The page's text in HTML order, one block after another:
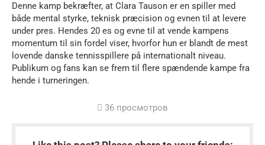
Denne kamp bekræfter, at Clara Tauson er en spiller med
både mental styrke, teknisk præcision og evnen til at levere
under pres. Hendes 20 es og evne til at vende kampens
momentum til sin fordel viser, hvorfor hun er blandt de mest
lovende danske tennisspillere på internationalt niveau.
Publikum og fans kan se frem til flere spændende kampe fra
hende i turneringen.
36 просмотров